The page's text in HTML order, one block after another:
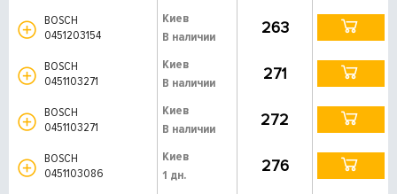
BOSCH
0451203154
Киев
В наличии
263
BOSCH
0451103271
Киев
В наличии
271
BOSCH
0451103271
Киев
В наличии
272
BOSCH
0451103086
Киев
1 дн.
276